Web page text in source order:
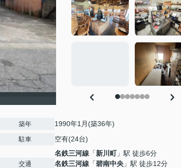
築年 1990年1月(築36年)
駐車 空有(24台)
交通
名鉄三河線 「新川町」駅 徒歩6分
名鉄三河線 「碧南中央 」駅 徒歩12分